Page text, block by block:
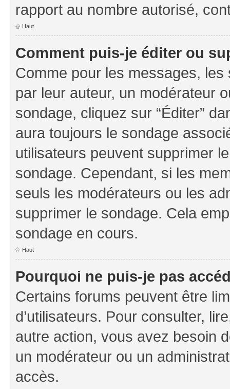
rapport au nombre autorisé,
Haut
Comment puis-je éditer ou
Comme pour les messages,
par leur auteur, un modérateur
sondage, cliquez sur “Éditer”
aura toujours le sondage
utilisateurs peuvent supprimer
sondage. Cependant, si les
seuls les modérateurs ou les
supprimer le sondage. Cela
sondage en cours.
Haut
Pourquoi ne puis-je pas
Certains forums peuvent être
d’utilisateurs. Pour consulter,
autre action, vous avez besoin
un modérateur ou un
accès.